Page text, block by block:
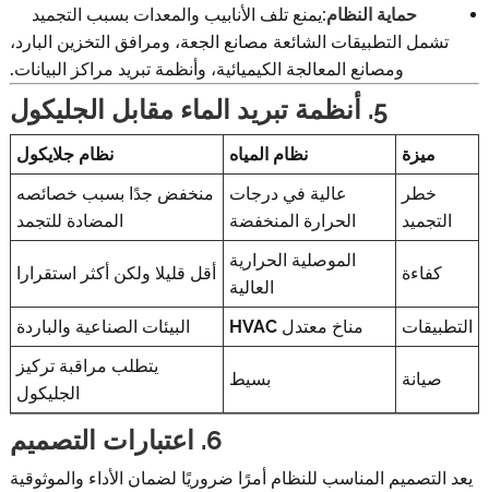
حماية النظام:يمنع تلف الأنابيب والمعدات بسبب التجميد
تشمل التطبيقات الشائعة مصانع الجعة، ومرافق التخزين البارد،
ومصانع المعالجة الكيميائية، وأنظمة تبريد مراكز البيانات.
5. أنظمة تبريد الماء مقابل الجليكول
ميزة نظام المياه
نظام جلايكول
خطر
التجميد
عالية في درجات
الحرارة المنخفضة
منخفض جدًا بسبب خصائصه
المضادة للتجمد
كفاءة
الموصلية الحرارية
العالية
أقل قليلا ولكن أكثر استقرارا
التطبيقات مناخ معتدل HVAC البيئات الصناعية والباردة
صيانة بسيط
يتطلب مراقبة تركيز
الجليكول
6. اعتبارات التصميم
يعد التصميم المناسب للنظام أمرًا ضروريًا لضمان الأداء والموثوقية